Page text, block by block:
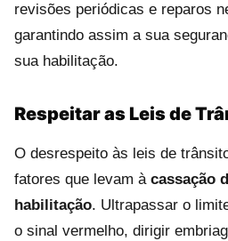
revisões periódicas e reparos
garantindo assim a sua
sua habilitação.
Respeitar as Leis de
O desrespeito às leis de
fatores que levam à cassação
habilitação. Ultrapassar o
o sinal vermelho, dirigir